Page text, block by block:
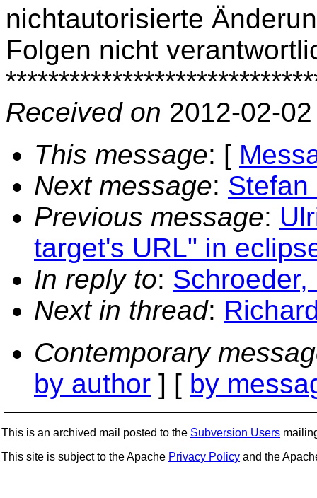
nichtautorisierte
Folgen nicht
Received on 2012-02-
This message: [
Next message:
Previous message:
target's URL" in
In reply to:
Next in thread:
Contemporary
by author ] [ by
This is an archived mail posted to the Subversion Users
This site is subject to the Apache Privacy Policy and the